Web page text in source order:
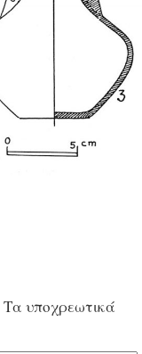
Τα υποχρεωτικά